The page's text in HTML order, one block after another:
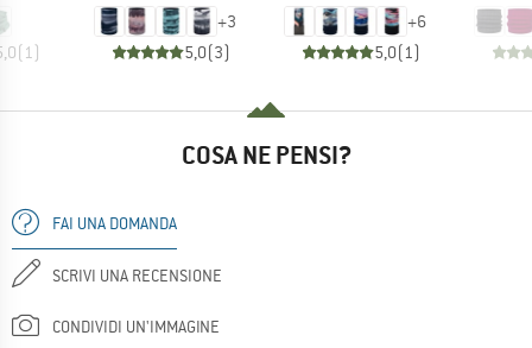
(1)
+3
5,0(3)
+6
5,0(1)
COSA NE PENSI?
FAI UNA DOMANDA
SCRIVI UNA RECENSIONE
CONDIVIDI UN'IMMAGINE